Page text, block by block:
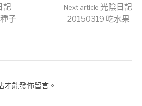
記
子
Next article 光陰日記
20150319 吃水果
才能發佈留言。